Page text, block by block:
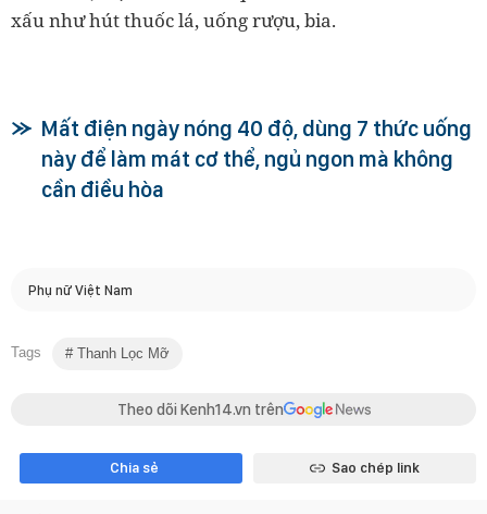
xấu như hút thuốc lá, uống rượu, bia.
Mất điện ngày nóng 40 độ, dùng 7 thức uống
này để làm mát cơ thể, ngủ ngon mà không
cần điều hòa
Phụ nữ Việt Nam
Tags Thanh Lọc Mỡ
Theo dõi Kenh14.vn trên
Chia sẻ Sao chép link